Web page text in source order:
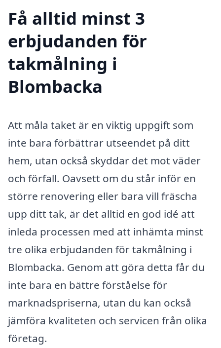
Få alltid minst 3
erbjudanden för
takmålning i
Blombacka
Att måla taket är en viktig uppgift som
inte bara förbättrar utseendet på ditt
hem, utan också skyddar det mot väder
och förfall. Oavsett om du står inför en
större renovering eller bara vill fräscha
upp ditt tak, är det alltid en god idé att
inleda processen med att inhämta minst
tre olika erbjudanden för takmålning i
Blombacka. Genom att göra detta får du
inte bara en bättre förståelse för
marknadspriserna, utan du kan också
jämföra kvaliteten och servicen från olika
företag.